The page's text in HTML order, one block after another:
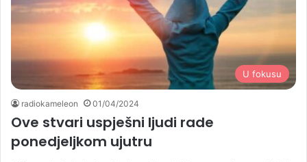
U fokusu
radiokameleon 01/04/2024
Ove stvari uspješni ljudi rade
ponedjeljkom ujutru